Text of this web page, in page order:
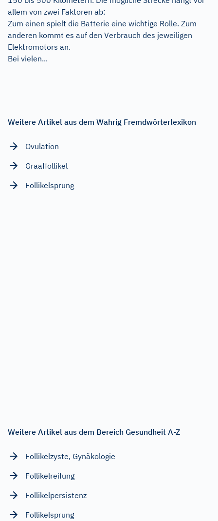
allem von zwei Faktoren ab:
Zum einen spielt die Batterie eine wichtige Rolle. Zum
anderen kommt es auf den Verbrauch des jeweiligen
Elektromotors an.
Bei vielen...
Weitere Artikel aus dem Wahrig Fremdwörterlexikon
Ovulation
Graaffollikel
Follikelsprung
Weitere Artikel aus dem Bereich Gesundheit A-Z
Follikelzyste, Gynäkologie
Follikelreifung
Follikelpersistenz
Follikelsprung